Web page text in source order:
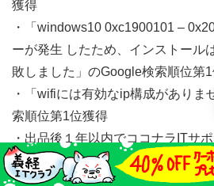
獲得
・「windows10 0xc1900101 –
ーが発生 したため、インストール
敗しました」のGoogle検索順位第
・「wifiには有効なip構成がありま
索順位第1位獲得
・出品後１年以内でココナラITサ
獲得
・出品後半年以内でココナラITサ